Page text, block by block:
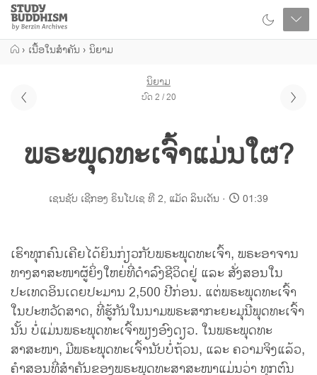
Close
Study
Buddhism
Home
› ເນື້ອໃນສຳຄັນ › ນິຍາມ
ນິຍາມ
ບົດ 2 / 20
ພຣະພຸດທະເຈົ້າແມ່ນໃຜ?
ເຊນຊັບ ເຊີກອງ ຣິນໂປເຊ ທີ 2, ແມັດ ລິນເດັນ 01:39
ເຮົາທຸກຄົນເຄີຍໄດ້ຍິນກ່ຽວກັບພຣະພຸດທະເຈົ້າ, ພຣະອາຈານ
ທາງສາສະໜາຜູ້ຍິ່ງໃຫຍ່ທີ່ດຳລົງຊີວິດຢູ່ ແລະ ສັ່ງສອນໃນ
ປະເທດອິນເດຍປະມານ 2,500 ປີກ່ອນ. ແຕ່ພຣະພຸດທະເຈົ້າ
ໃນປະຫວັດສາດ, ທີ່ຮູ້ກັນໃນນາມພຣະສາກະຍະມຸນີພຸດທະເຈົ້າ
ນັ້ນ ບໍ່ແມ່ນພຣະພຸດທະເຈົ້າພຽງອົງດຽວ. ໃນພຣະພຸດທະ
ສາສະໜາ, ມີພຣະພຸດທະເຈົ້ານັບບໍ່ຖ້ວນ, ແລະ ຄວາມຈິງແລ້ວ,
ຄໍາສອນທີ່ສໍາຄັນຂອງພຣະພຸດທະສາສະໜາແມ່ນວ່າ ທຸກຕົນ